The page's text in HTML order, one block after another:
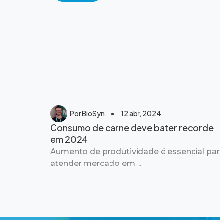
PorBioSyn 12 abr, 2024
Consumo de carne deve bater recorde
em 2024
Aumento de produtividade é essencial
atender mercado em ...